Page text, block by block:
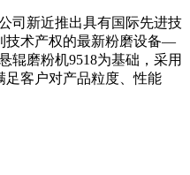
司新近推出具有国际先进技
技术产权的最新粉磨设备—
辊磨粉机9518为基础，采用
足客户对产品粒度、性能